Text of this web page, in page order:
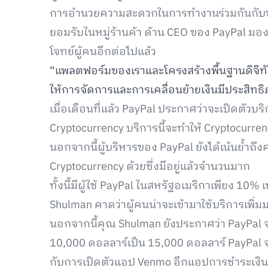
การอำนวยความสะดวกในการทำงานร่วมกันกั
ยอมรับในหมู่ร้านค้า ด้าน CEO ของ PayPal ม
โจทย์ผู้คนอีกต่อไปแล้ว
“แพลตฟอร์มของเราและโครงสร้างพื้นฐานดิจิ
ให้การจัดการและการเคลื่อนย้ายเงินมีประสิท
เมื่อเดือนที่แล้ว PayPal ประกาศว่าจะเปิดตั
Cryptocurrency บริการนี้จะทำให้
นอกจากนี้ผู้บริหารของ PayPal ยังได้เน้นย้ำถึ
Cryptocurrency ด้วยซึ่งมีอยู่แล้วจำนวนมาก
ทั้งนี้มีผู้ใช้ PayPal ในสหรัฐอเมริกาเพียง
Shulman คาดว่าผู้คนน่าจะเข้ามาใช้บริการเ
นอกจากนี้คุณ Shulman ยังประกาศว่า
10,000 ดอลลาร์เป็น 15,000 ดอลลาร์
กับการเปิดตัวแอป Venmo อีกแอปการชำระเ